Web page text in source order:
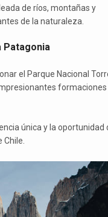
de ríos, montañas y
de la naturaleza.
Patagonia
el Parque Nacional
formaciones
única y la oportunidad
Chile.